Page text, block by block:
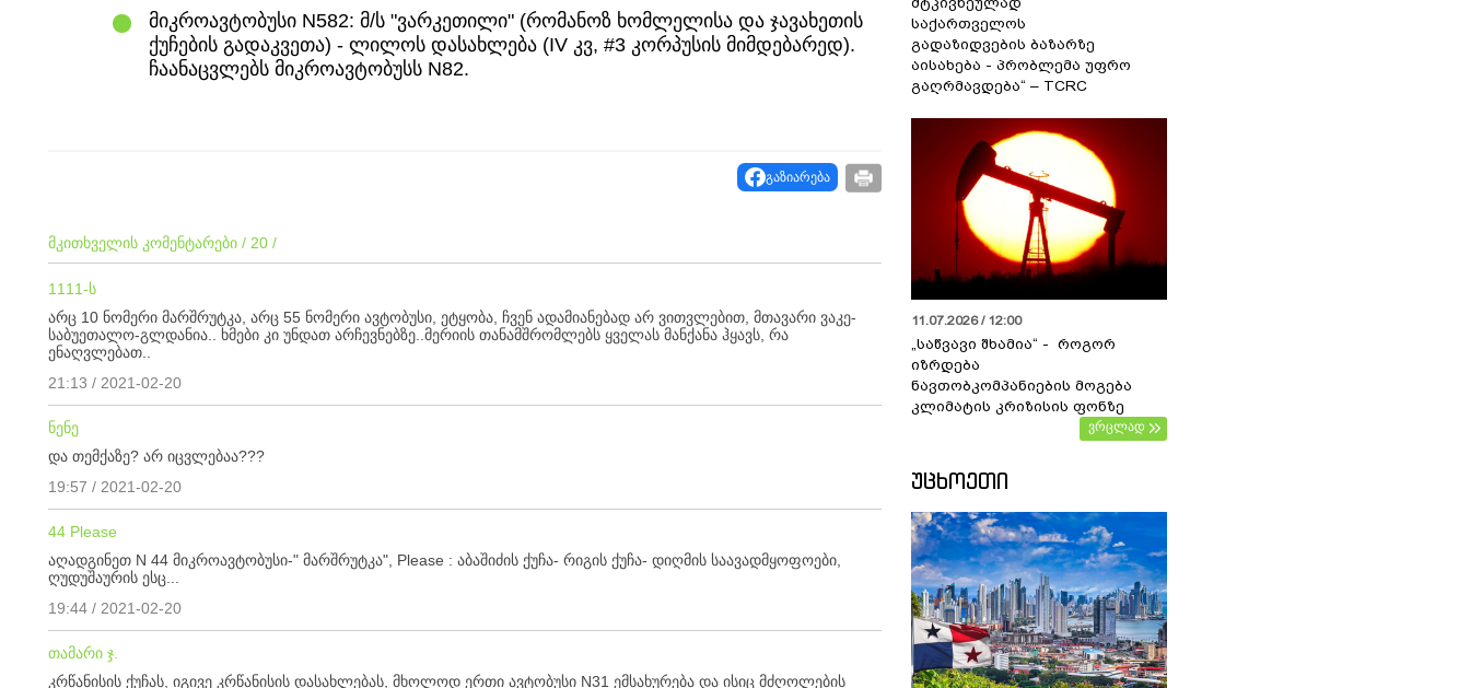
მიკროავტობუსი N582: მ/ს "ვარკეთილი" (რომანოზ ხომლელისა და ჯავახეთის
ქუჩების გადაკვეთა) - ლილოს დასახლება (IV კვ, #3 კორპუსის მიმდებარედ).
ჩაანაცვლებს მიკროავტობუსს N82.
გაზიარება
მკითხველის კომენტარები / 20 /
1111-ს
არც 10 ნომერი მარშრუტკა, არც 55 ნომერი ავტობუსი, ეტყობა, ჩვენ ადამიანებად არ ვითვლებით, მთავარი ვაკე-
საბუეთალო-გლდანია.. ხმები კი უნდათ არჩევნებზე..მერიის თანამშრომლებს ყველას მანქანა ჰყავს, რა
ენაღვლებათ..
21:13 / 2021-02-20
ნენე
და თემქაზე? არ იცვლებაა???
19:57 / 2021-02-20
44 Please
აღადგინეთ N 44 მიკროავტობუსი-" მარშრუტკა", Please : აბაშიძის ქუჩა- რიგის ქუჩა- დიღმის საავადმყოფოები,
ღუდუშაურის ესც...
19:44 / 2021-02-20
თამარი ჯ.
კრწანისის ქუჩას, იგივე კრწანისის დასახლებას, მხოლოდ ერთი ავტობუსი N31 ემსახურება და ისიც მძღოლების
საქართველოს
გადაზიდვების ბაზარზე
აისახება - პრობლემა უფრო
გაღრმავდება“ – TCRC
11.07.2026 / 12:00
„საწვავი შხამია“ - როგორ
იზრდება
ნავთობკომპანიების მოგება
კლიმატის კრიზისის ფონზე
ვრცლად
ᲣᲪᲮᲝᲔᲗᲘ